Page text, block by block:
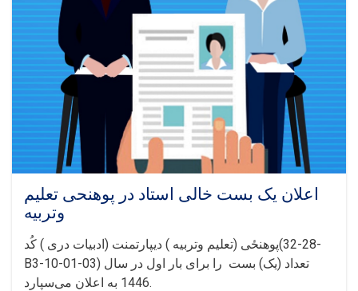
اعلان یک بست خالی استاد در پوهنحی تعلیم
وتربیه
پوهنځی (تعلیم وتربیه ) دیپارتمنت (ادبیات دری ) کُد(28-32-
B3-10-01-03) تعداد (یک) بست را برای بار اول در سال
1446 به اعلان می‌سپارد.